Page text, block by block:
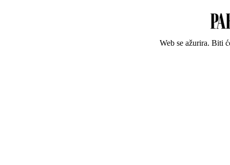
Web se ažurira. Biti